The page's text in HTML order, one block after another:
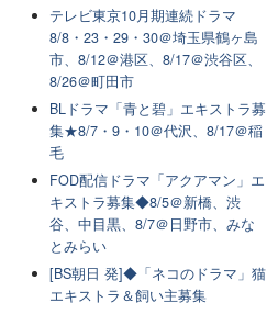
テレビ東京10月期連続ドラマ
8/8・23・29・30＠埼玉県鶴ヶ島
市、8/12＠港区、8/17＠渋谷区、
8/26＠町田市
BLドラマ「青と碧」エキストラ募
集★8/7・9・10＠代沢、8/17＠稲
毛
FOD配信ドラマ「アクアマン」エ
キストラ募集◆8/5＠新橋、渋
谷、中目黒、8/7＠日野市、みな
とみらい
[BS朝日 発]◆「ネコのドラマ」猫
エキストラ＆飼い主募集